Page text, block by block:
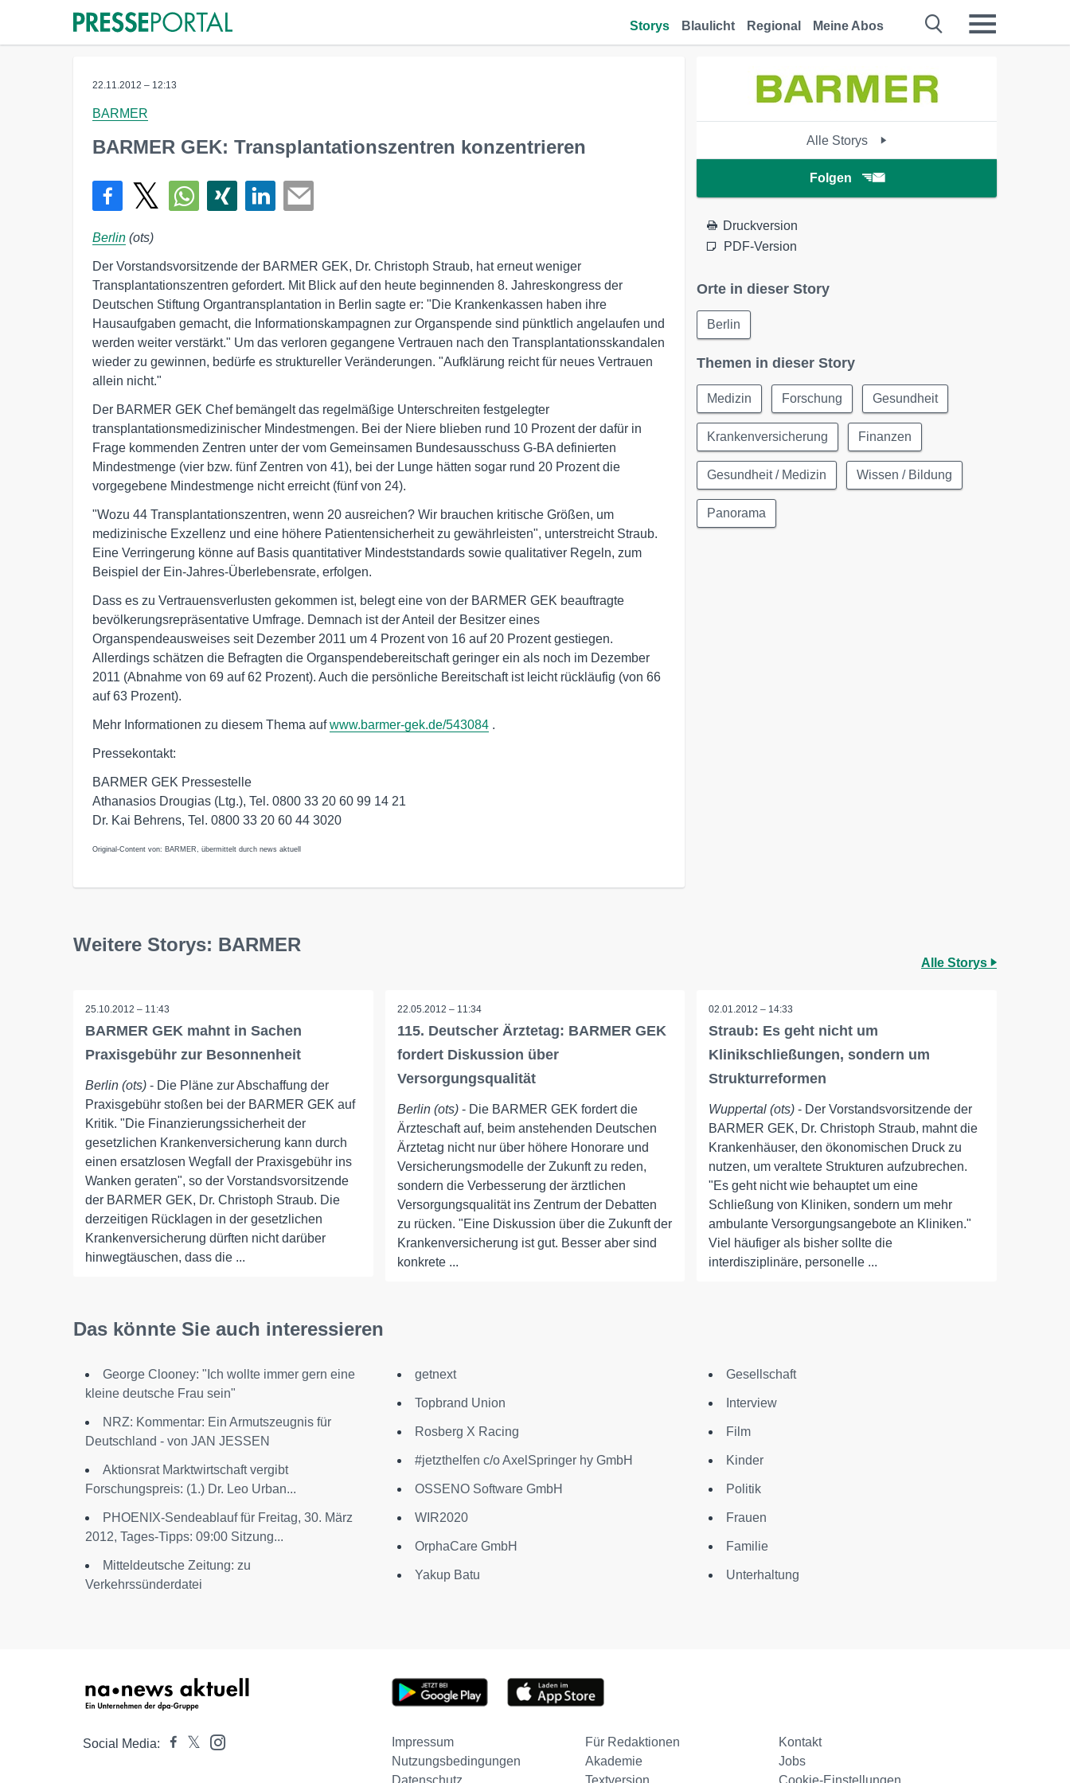
Storys Blaulicht Regional Meine Abos
22.11.2012 – 12:13
BARMER
BARMER GEK: Transplantationszentren konzentrieren
Berlin (ots)
Der Vorstandsvorsitzende der BARMER GEK, Dr. Christoph Straub, hat erneut weniger
Transplantationszentren gefordert. Mit Blick auf den heute beginnenden 8. Jahreskongress der
Deutschen Stiftung Organtransplantation in Berlin sagte er: "Die Krankenkassen haben ihre
Hausaufgaben gemacht, die Informationskampagnen zur Organspende sind pünktlich angelaufen und
werden weiter verstärkt." Um das verloren gegangene Vertrauen nach den Transplantationsskandalen
wieder zu gewinnen, bedürfe es struktureller Veränderungen. "Aufklärung reicht für neues Vertrauen
allein nicht."
Der BARMER GEK Chef bemängelt das regelmäßige Unterschreiten festgelegter
transplantationsmedizinischer Mindestmengen. Bei der Niere blieben rund 10 Prozent der dafür in
Frage kommenden Zentren unter der vom Gemeinsamen Bundesausschuss G-BA definierten
Mindestmenge (vier bzw. fünf Zentren von 41), bei der Lunge hätten sogar rund 20 Prozent die
vorgegebene Mindestmenge nicht erreicht (fünf von 24).
"Wozu 44 Transplantationszentren, wenn 20 ausreichen? Wir brauchen kritische Größen, um
medizinische Exzellenz und eine höhere Patientensicherheit zu gewährleisten", unterstreicht Straub.
Eine Verringerung könne auf Basis quantitativer Mindeststandards sowie qualitativer Regeln, zum
Beispiel der Ein-Jahres-Überlebensrate, erfolgen.
Dass es zu Vertrauensverlusten gekommen ist, belegt eine von der BARMER GEK beauftragte
bevölkerungsrepräsentative Umfrage. Demnach ist der Anteil der Besitzer eines
Organspendeausweises seit Dezember 2011 um 4 Prozent von 16 auf 20 Prozent gestiegen.
Allerdings schätzen die Befragten die Organspendebereitschaft geringer ein als noch im Dezember
2011 (Abnahme von 69 auf 62 Prozent). Auch die persönliche Bereitschaft ist leicht rückläufig (von 66
auf 63 Prozent).
Mehr Informationen zu diesem Thema aufwww.barmer-gek.de/543084 .
Pressekontakt:
BARMER GEK Pressestelle
Athanasios Drougias (Ltg.), Tel. 0800 33 20 60 99 14 21
Dr. Kai Behrens, Tel. 0800 33 20 60 44 3020
Original-Content von: BARMER, übermittelt durch news aktuell
Alle Storys
Folgen
Druckversion
PDF-Version
Orte in dieser Story
Berlin
Themen in dieser Story
Medizin Forschung Gesundheit
Krankenversicherung Finanzen
Gesundheit / Medizin Wissen / Bildung
Panorama
Weitere Storys: BARMER
Alle Storys
25.10.2012 – 11:43
BARMER GEK mahnt in Sachen
Praxisgebühr zur Besonnenheit
Berlin (ots) - Die Pläne zur Abschaffung der
Praxisgebühr stoßen bei der BARMER GEK auf
Kritik. "Die Finanzierungssicherheit der
gesetzlichen Krankenversicherung kann durch
einen ersatzlosen Wegfall der Praxisgebühr ins
Wanken geraten", so der Vorstandsvorsitzende
der BARMER GEK, Dr. Christoph Straub. Die
derzeitigen Rücklagen in der gesetzlichen
Krankenversicherung dürften nicht darüber
hinwegtäuschen, dass die ...
22.05.2012 – 11:34
115. Deutscher Ärztetag: BARMER GEK
fordert Diskussion über
Versorgungsqualität
Berlin (ots)- Die BARMER GEK fordert die
Ärzteschaft auf, beim anstehenden Deutschen
Ärztetag nicht nur über höhere Honorare und
Versicherungsmodelle der Zukunft zu reden,
sondern die Verbesserung der ärztlichen
Versorgungsqualität ins Zentrum der Debatten
zu rücken. "Eine Diskussion über die Zukunft der
Krankenversicherung ist gut. Besser aber sind
konkrete ...
02.01.2012 – 14:33
Straub: Es geht nicht um
Klinikschließungen, sondern um
Strukturreformen
Wuppertal (ots) - Der Vorstandsvorsitzende der
BARMER GEK, Dr. Christoph Straub, mahnt die
Krankenhäuser, den ökonomischen Druck zu
nutzen, um veraltete Strukturen aufzubrechen.
"Es geht nicht wie behauptet um eine
Schließung von Kliniken, sondern um mehr
ambulante Versorgungsangebote an Kliniken."
Viel häufiger als bisher sollte die
interdisziplinäre, personelle ...
Das könnte Sie auch interessieren
George Clooney: "Ich wollte immer gern eine
kleine deutsche Frau sein"
NRZ: Kommentar: Ein Armutszeugnis für
Deutschland - von JAN JESSEN
Aktionsrat Marktwirtschaft vergibt
Forschungspreis: (1.) Dr. Leo Urban...
PHOENIX-Sendeablauf für Freitag, 30. März
2012, Tages-Tipps: 09:00 Sitzung...
Mitteldeutsche Zeitung: zu
Verkehrssünderdatei
getnext
Topbrand Union
Rosberg X Racing
#jetzthelfen c/o AxelSpringer hy GmbH
OSSENO Software GmbH
WIR2020
OrphaCare GmbH
Yakup Batu
Gesellschaft
Interview
Film
Kinder
Politik
Frauen
Familie
Unterhaltung
Social Media: Impressum Für Redaktionen
Kontakt
Nutzungsbedingungen
Akademie
Jobs
Datenschutz
Textversion Cookie-Einstellungen